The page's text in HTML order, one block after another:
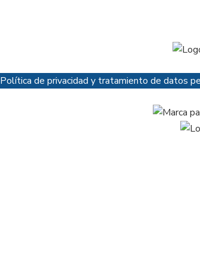
Política de privacidad y tratamiento de datos